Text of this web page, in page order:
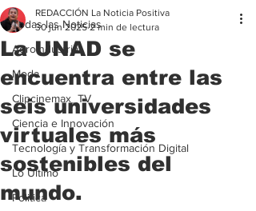
Todas las Noticias
Agroindustria
Moda
Clipcinemax_TV
Ciencia e Innovación
Tecnología y Transformación Digital
Lo Ultimo
Politica
La UNAD se
encuentra entre las
seis universidades
virtuales más
sostenibles del
mundo.
REDACCIÓN La Noticia Positiva
30 jun 2025 2 min de lectura